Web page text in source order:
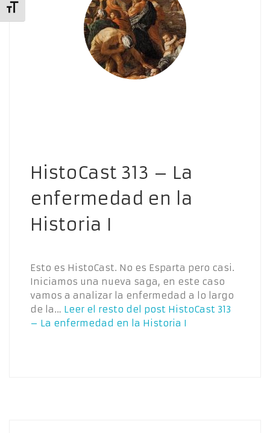
Alternar tamaño de letra
HistoCast 313 – La
enfermedad en la
Historia I
Esto es HistoCast. No es Esparta pero casi.
Iniciamos una nueva saga, en este caso
vamos a analizar la enfermedad a lo largo
de la… Leer el resto del post HistoCast 313
– La enfermedad en la Historia I